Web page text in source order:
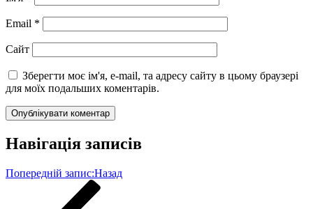
Email *
Сайт
Зберегти моє ім'я, e-mail, та адресу сайту в цьому браузері
для моїх подальших коментарів.
Навігація записів
Попередній запис:Назад